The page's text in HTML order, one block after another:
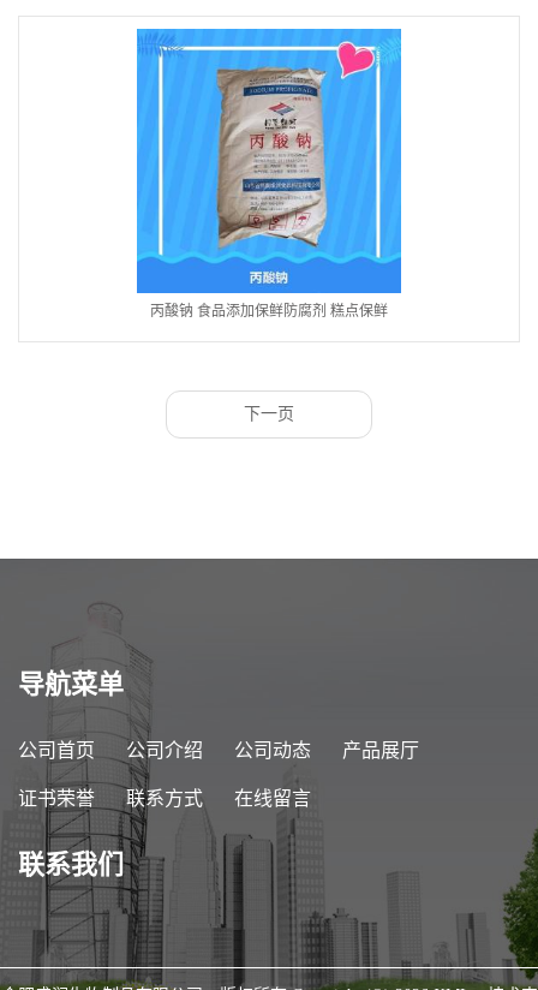
丙酸钠 食品添加保鲜防腐剂 糕点保鲜
下一页
导航菜单
公司首页 公司介绍 公司动态 产品展厅
证书荣誉 联系方式 在线留言
联系我们